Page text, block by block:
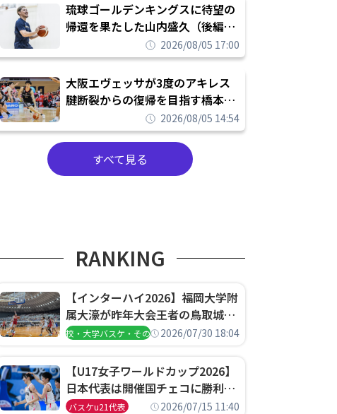
琉球ゴールデンキングスに待望の
帰還を果たした山内盛久（後編）
「1人のウチナーンチュとしてみ
んなが誇りに思えるチームにして
いく」
2026/08/05 17:00
大阪エヴェッサが3度のアキレス
腱断裂からの復帰を目指す橋本拓
哉と契約を締結「もう一度コート
に立ちたい」
2026/08/05 14:54
すべて見る
RANKING
【インターハイ2026】福岡大学附
属大濠が昨年大会王者の鳥取城北
を撃破、大阪薫英女学院は岐阜女
高校・大学バスケ・その他2026/07/30 18:04
【U17女子ワールドカップ2026】
日本代表は開催国チェコに勝利し
て予選グループ3連勝で首位通
バスケu21代表 2026/07/15 11:40